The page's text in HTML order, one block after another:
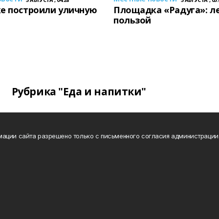
построили уличную
Площадка «Радуга»:
пользой
Рубрика "Еда и напитки"
сайта разрешено только с письменного согласия